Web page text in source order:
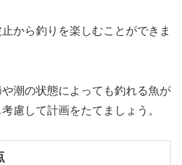
から釣りを楽しむことができま
潮の状態によっても釣れる魚が
慮して計画をたてましょう。